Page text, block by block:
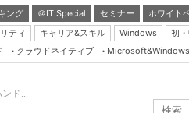
ング ＠IT Special セミナー
ホワイト
ティ キャリア&スキル Windows 初
Server & Storage
クラウドネイティブ Microsoft&Windows
ド...